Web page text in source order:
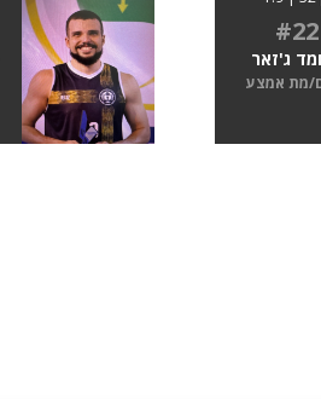
#22
ג'זאר
מת אמצע